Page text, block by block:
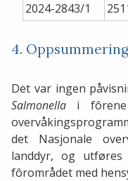
2024-2843/1
4. Oppsummering
Det var ingen
Salmonella i
det Nasjonale
landdyr, og
fôrområdet med